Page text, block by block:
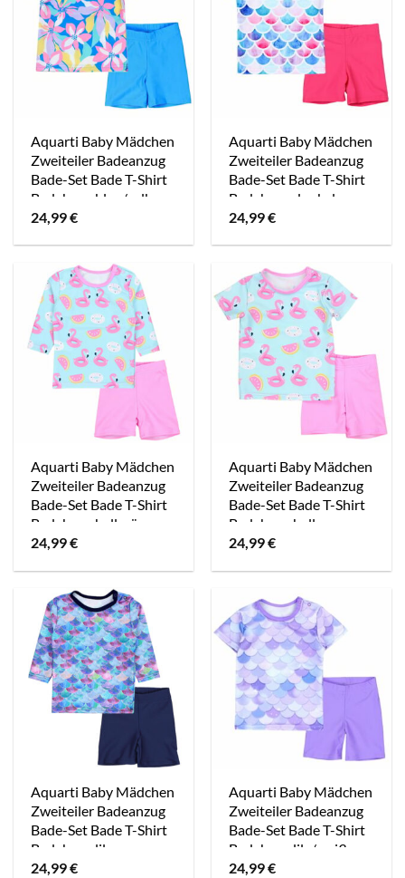
Aquarti Baby Mädchen
Zweiteiler Badeanzug
Bade-Set Bade T-Shirt
Badehose blau/gelb
24,99€
Aquarti Baby Mädchen
Zweiteiler Badeanzug
Bade-Set Bade T-Shirt
Badehose dunkelrosa
24,99€
Aquarti Baby Mädchen
Zweiteiler Badeanzug
Bade-Set Bade T-Shirt
Badehose hellgrün
24,99€
Aquarti Baby Mädchen
Zweiteiler Badeanzug
Bade-Set Bade T-Shirt
Badehose hellrosa
24,99€
Aquarti Baby Mädchen
Zweiteiler Badeanzug
Bade-Set Bade T-Shirt
Badehose lila
24,99€
Aquarti Baby Mädchen
Zweiteiler Badeanzug
Bade-Set Bade T-Shirt
Badehose lila/weiß
24,99€